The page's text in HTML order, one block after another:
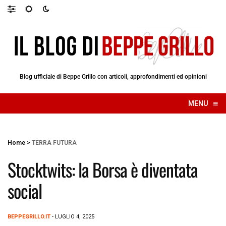
Blog ufficiale di Beppe Grillo con articoli, approfondimenti ed opinioni
MENU ≡
☰
Home > TERRA FUTURA
Stocktwits: la Borsa è diventata
social
BEPPEGRILLO.IT - LUGLIO 4, 2025